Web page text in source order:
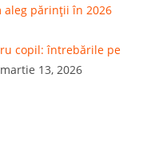
aleg părinții în 2026
copil: întrebările pe
martie 13, 2026